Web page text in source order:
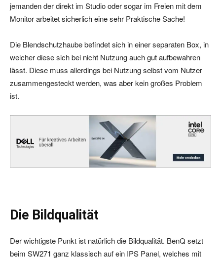
jemanden der direkt im Studio oder sogar im Freien mit dem
Monitor arbeitet sicherlich eine sehr Praktische Sache!
Die Blendschutzhaube befindet sich in einer separaten Box, in
welcher diese sich bei nicht Nutzung auch gut aufbewahren
lässt. Diese muss allerdings bei Nutzung selbst vom Nutzer
zusammengesteckt werden, was aber kein großes Problem
ist.
Die Bildqualität
Der wichtigste Punkt ist natürlich die Bildqualität. BenQ setzt
beim SW271 ganz klassisch auf ein IPS Panel, welches mit